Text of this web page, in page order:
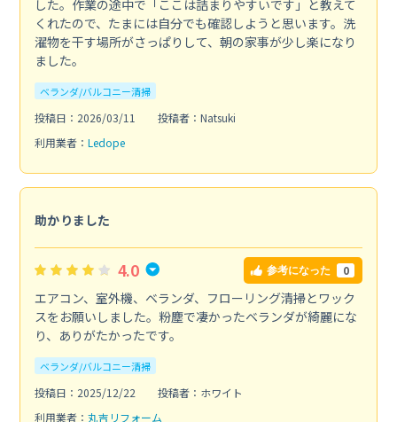
した。作業の途中で「ここは詰まりやすいです」と教えて
くれたので、たまには自分でも確認しようと思います。洗
濯物を干す場所がさっぱりして、朝の家事が少し楽になり
ました。
ベランダ/バルコニー清掃
投稿日：2026/03/11
投稿者：Natsuki
利用業者： Ledope
助かりました
4.0 参考になった 0
エアコン、室外機、ベランダ、フローリング清掃とワック
スをお願いしました。粉塵で凄かったベランダが綺麗にな
り、ありがたかったです。
ベランダ/バルコニー清掃
投稿日：2025/12/22
投稿者：ホワイト
利用業者： 丸吉リフォーム